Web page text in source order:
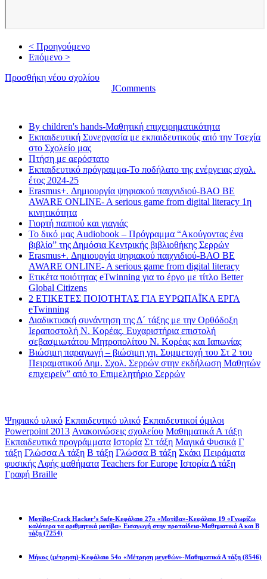
< Προηγούμενο
Επόμενο >
Προσθήκη νέου σχολίου
JComments
By children's hands-Μαθητική επιχειρηματικότητα
Εκπαιδευτική Συνεργασία με εκπαιδευτικούς από την Τσεχία
στο Σχολείο μας
Πτήση με αερόστατο
Εκπαιδευτικό πρόγραμμα-Το ποδήλατο της ενέργειας σχολ.
έτος 2024-25
Erasmus+. Δημιουργία ψηφιακού παιχνιδιού-ΒΑΟ BE
AWARE ONLINE- A serious game from digital literacy 1η
κινητικότητα
Γιορτή παππού και γιαγιάς
Το δικό μας Audiobook – Πρόγραμμα “Ακούγοντας ένα
βιβλίο” της Δημόσια Κεντρικής βιβλιοθήκης Σερρών
Erasmus+. Δημιουργία ψηφιακού παιχνιδιού-ΒΑΟ BE
AWARE ONLINE- A serious game from digital literacy
Ετικέτα ποιότητας eTwinning για το έργο με τίτλο Better
Global Citizens
2 ΕΤΙΚΕΤΕΣ ΠΟΙΟΤΗΤΑΣ ΓΙΑ ΕΥΡΩΠΑΪΚΑ ΕΡΓΑ
eTwinning
Διαδικτυακή συνάντηση της Δ΄ τάξης με την Ορθόδοξη
Ιεραποστολή Ν. Κορέας. Ευχαριστήρια επιστολή
σεβασμιωτάτου Μητροπολίτου Ν. Κορέας και Ιαπωνίας
Βιώσιμη παραγωγή – βιώσιμη γη. Συμμετοχή του Στ 2 του
Πειραματικού Δημ. Σχολ. Σερρών στην εκδήλωση Μαθητών
επιχειρείν” από το Επιμελητήριο Σερρών
Ψηφιακό υλικό Εκπαιδευτικό υλικό Εκπαιδευτικοί όμιλοι
Powerpoint 2013 Ανακοινώσεις σχολείου Μαθηματικά Α τάξη
Εκπαιδευτικά προγράμματα Ιστορία Στ τάξη Μαγικά Φυσικά Γ
τάξη Γλώσσα Α τάξη Β τάξη Γλώσσα Β τάξη Σκάκι Πειράματα
φυσικής Αφής μαθήματα Teachers for Europe Ιστορία Δ τάξη
Γραφή Braille
Μοτίβα-Crack Hacker’s Safe-Κεφάλαιο 27ο «Μοτίβα»-Κεφάλαιο 19 «Γνωρίζω
καλύτερα τα αριθμητικά μοτίβα» Εισαγωγή στην προπαίδεια-Μαθηματικά Α και Β
τάξη (7254)
Μήκος (μέτρηση)-Κεφάλαιο 54ο «Μέτρηση μεγεθών»-Μαθηματικά Α τάξη (8546)